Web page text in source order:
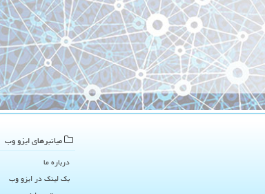
میانبرهای ایزو وب
درباره ما
بک لینک در ایزو وب